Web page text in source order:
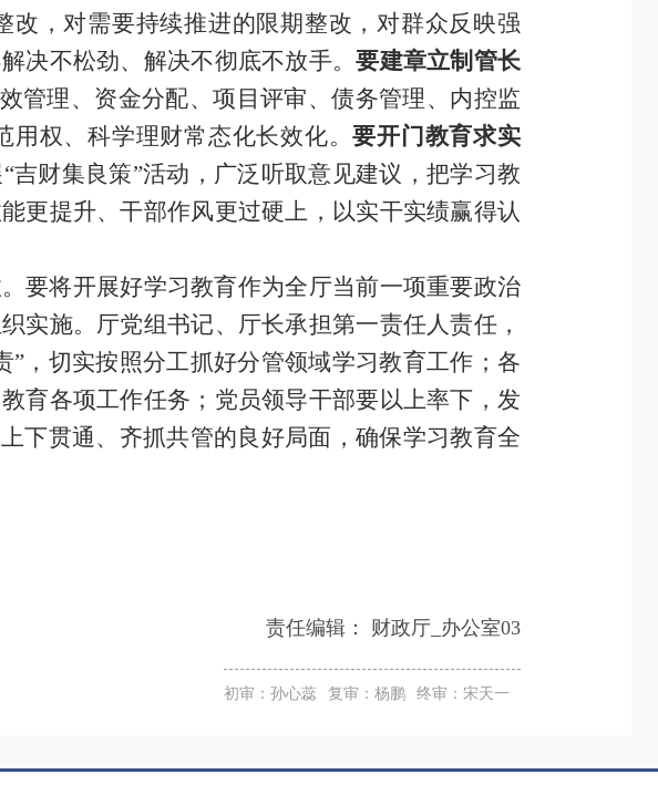
，对需要持续推进的限期整改，对群众反映强
决不松劲、解决不彻底不放手。要建章立制管长
管理、资金分配、项目评审、债务管理、内控监
用权、科学理财常态化长效化。要开门教育求实
财集良策”活动，广泛听取意见建议，把学习教
更提升、干部作风更过硬上，以实干实绩赢得认
要将开展好学习教育作为全厅当前一项重要政治
实施。厅党组书记、厅长承担第一责任人责任，
，切实按照分工抓好分管领域学习教育工作；各
育各项工作任务；党员领导干部要以上率下，发
下贯通、齐抓共管的良好局面，确保学习教育全
责任编辑： 财政厅_办公室03
初审：孙心蕊 复审：杨鹏 终审：宋天一